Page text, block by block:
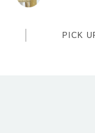
PICK